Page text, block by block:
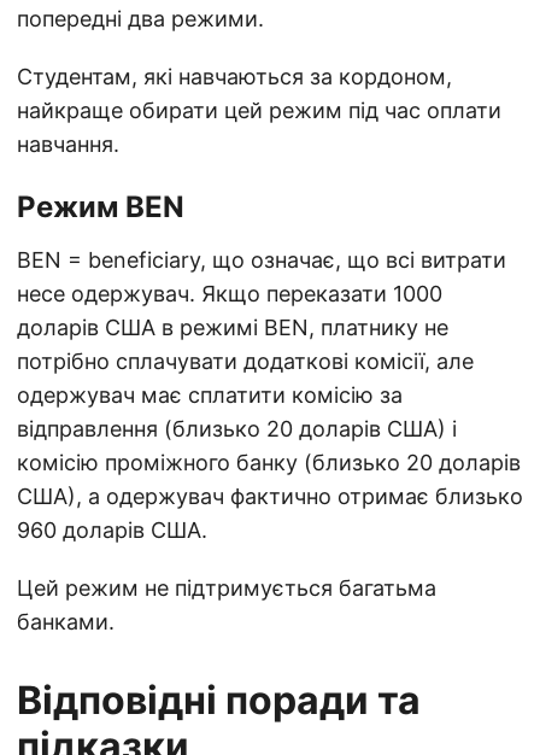
попередні два режими.
Студентам, які навчаються за кордоном,
найкраще обирати цей режим під час оплати
навчання.
Режим BEN
BEN = beneficiary, що означає, що всі витрати
несе одержувач. Якщо переказати 1000
доларів США в режимі BEN, платнику не
потрібно сплачувати додаткові комісії, але
одержувач має сплатити комісію за
відправлення (близько 20 доларів США) і
комісію проміжного банку (близько 20 доларів
США), а одержувач фактично отримає близько
960 доларів США.
Цей режим не підтримується багатьма
банками.
Відповідні поради та